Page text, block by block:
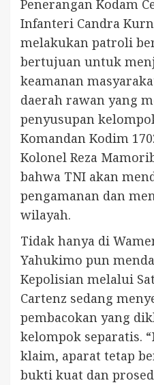
Penerangan Kodam
Infanteri Candra
melakukan patroli
bertujuan untuk
keamanan
daerah rawan yang
penyusupan
Komandan Kodim
Kolonel Reza
bahwa TNI akan
pengamanan dan
wilayah.
Tidak hanya di
Yahukimo pun
Kepolisian melalui
Cartenz sedang
pembacokan yang
kelompok separatis.
klaim, aparat tetap
bukti kuat dan